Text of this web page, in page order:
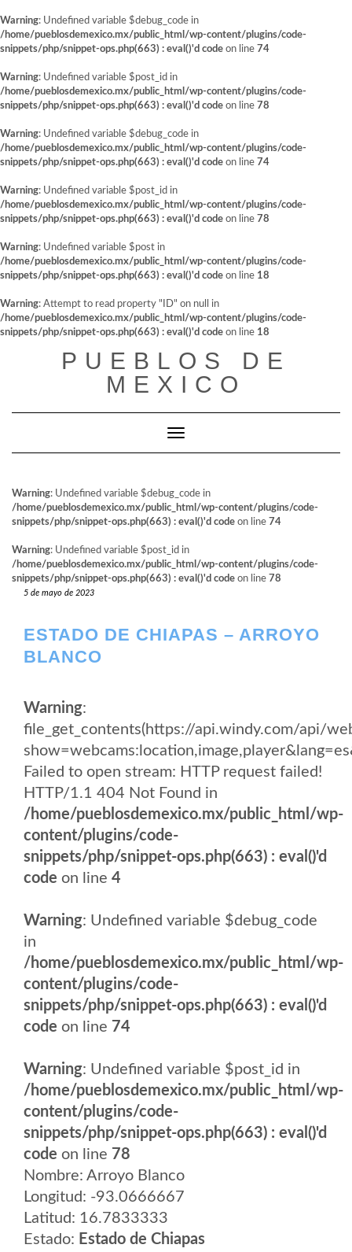
Warning: Undefined variable $debug_code in
/home/pueblosdemexico.mx/public_html/wp-content/plugins/code-
snippets/php/snippet-ops.php(663) : eval()'d code on line 74
Warning: Undefined variable $post_id in
/home/pueblosdemexico.mx/public_html/wp-content/plugins/code-
snippets/php/snippet-ops.php(663) : eval()'d code on line 78
Warning: Undefined variable $debug_code in
/home/pueblosdemexico.mx/public_html/wp-content/plugins/code-
snippets/php/snippet-ops.php(663) : eval()'d code on line 74
Warning: Undefined variable $post_id in
/home/pueblosdemexico.mx/public_html/wp-content/plugins/code-
snippets/php/snippet-ops.php(663) : eval()'d code on line 78
Warning: Undefined variable $post in
/home/pueblosdemexico.mx/public_html/wp-content/plugins/code-
snippets/php/snippet-ops.php(663) : eval()'d code on line 18
Warning: Attempt to read property "ID" on null in
/home/pueblosdemexico.mx/public_html/wp-content/plugins/code-
snippets/php/snippet-ops.php(663) : eval()'d code on line 18
PUEBLOS DE
MEXICO
Cambiar modo de navegación
Warning: Undefined variable $debug_code in
/home/pueblosdemexico.mx/public_html/wp-content/plugins/code-
snippets/php/snippet-ops.php(663) : eval()'d code on line 74
Warning: Undefined variable $post_id in
/home/pueblosdemexico.mx/public_html/wp-content/plugins/code-
snippets/php/snippet-ops.php(663) : eval()'d code on line 78
5 de mayo de 2023
ESTADO DE CHIAPAS – ARROYO
BLANCO
Warning:
file_get_contents(https://api.windy.com/api/
Failed to open stream: HTTP request failed!
HTTP/1.1 404 Not Found in
/home/pueblosdemexico.mx/public_html/wp-
content/plugins/code-
snippets/php/snippet-ops.php(663) : eval()'d
code on line 4
Warning: Undefined variable $debug_code
in
/home/pueblosdemexico.mx/public_html/wp-
content/plugins/code-
snippets/php/snippet-ops.php(663) : eval()'d
code on line 74
Warning: Undefined variable $post_id in
/home/pueblosdemexico.mx/public_html/wp-
content/plugins/code-
snippets/php/snippet-ops.php(663) : eval()'d
code on line 78
Nombre: Arroyo Blanco
Longitud: -93.0666667
Latitud: 16.7833333
Estado: Estado de Chiapas